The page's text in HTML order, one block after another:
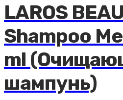
LAROS
Shampoo
ml
шампунь)